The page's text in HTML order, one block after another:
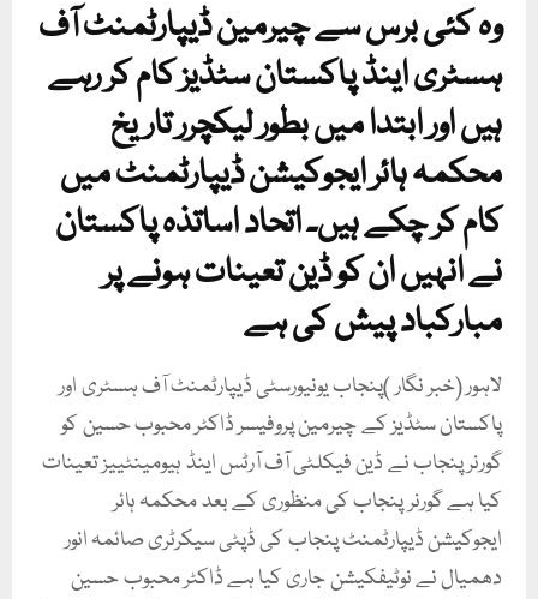
وہ کئی برس سے چیرمین ڈیپارٹمنٹ آف
ہسٹری اینڈ پاکستان سٹڈیز کام کر رہے
ہیں اور ابتدا میں بطور لیکچرر تاریخ
محکمہ ہائر ایجوکیشن ڈیپارٹمنٹ میں
کام کر چکے ہیں۔ اتحاد اساتذہ پاکستان
نے انہیں ان کو ڈین تعینات ہونے پر
مبارکباد پیش کی ہے
لاہور (خبر نگار )پنجاب یونیورسٹی ڈیپارٹمنٹ آف ہسٹری اور
پاکستان سٹڈیز کے چیرمین پروفیسر ڈاکٹر محبوب حسین کو
گورنر پنجاب نے ڈین فیکلٹی آف آرٹس اینڈ ہیومینٹییز تعینات
کیا ہے گورنر پنجاب کی منظوری کے بعد محکمہ ہائر
ایجوکیشن ڈیپارٹمنٹ پنجاب کی ڈپٹی سیکرٹری صائمہ انور
دھمیال نے نوٹیفکیشن جاری کیا ہے ڈاکٹر محبوب حسین